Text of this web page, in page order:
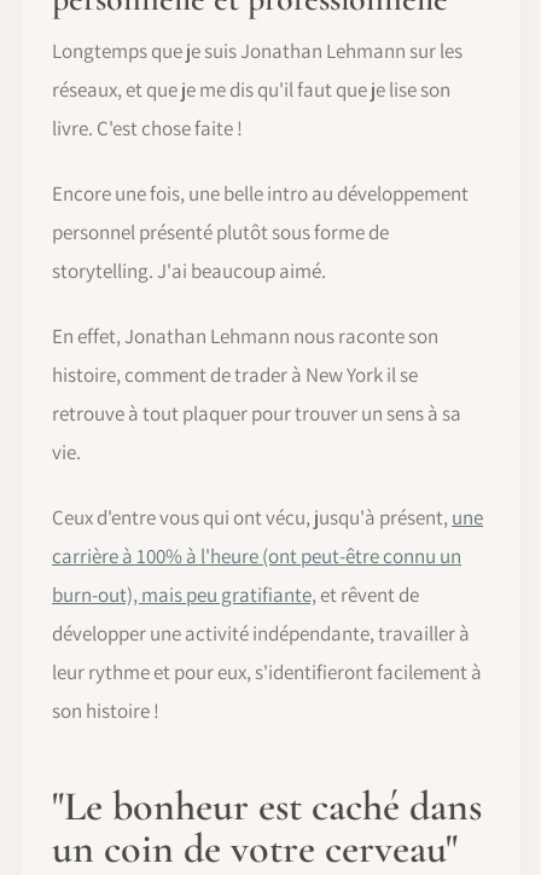
Longtemps que je suis Jonathan Lehmann sur les
réseaux, et que je me dis qu'il faut que je lise son
livre. C'est chose faite !
Encore une fois, une belle intro au développement
personnel présenté plutôt sous forme de
storytelling. J'ai beaucoup aimé.
En effet, Jonathan Lehmann nous raconte son
histoire, comment de trader à New York il se
retrouve à tout plaquer pour trouver un sens à sa
vie.
Ceux d'entre vous qui ont vécu, jusqu'à présent,une
carrière à 100% à l'heure (ont peut-être connu un
burn-out), mais peu gratifiante,et rêvent de
développer une activité indépendante, travailler à
leur rythme et pour eux, s'identifieront facilement à
son histoire !
"Le bonheur est caché dans
un coin de votre cerveau"